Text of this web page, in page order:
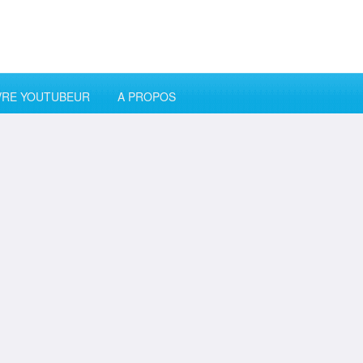
YOUTUBEUR A PROPOS